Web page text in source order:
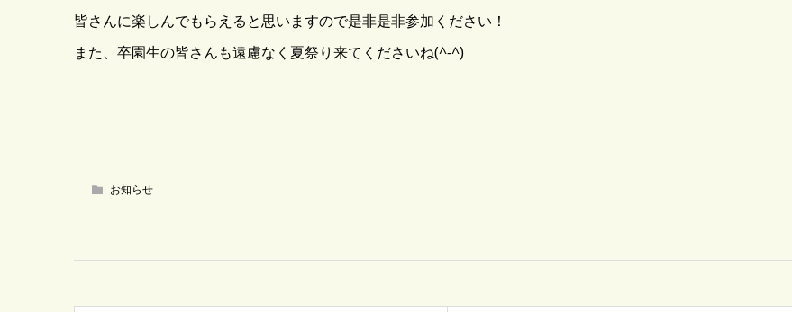
皆さんに楽しんでもらえると思いますので是非是非参加ください！
また、卒園生の皆さんも遠慮なく夏祭り来てくださいね(^-^)
お知らせ